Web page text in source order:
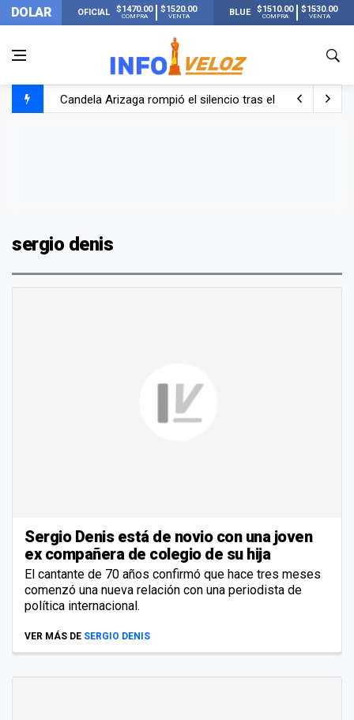
DOLAR OFICIAL $1470.00
COMPRA
$1520.00
VENTA BLUE $1510.00
COMPRA
$1530.00
VENTA
Candela Arizaga rompió el silencio tras el incidente con
sergio denis
Sergio Denis está de novio con una joven
ex compañera de colegio de su hija
El cantante de 70 años confirmó que hace tres meses
comenzó una nueva relación con una periodista de
política internacional.
VER MÁS DE SERGIO DENIS